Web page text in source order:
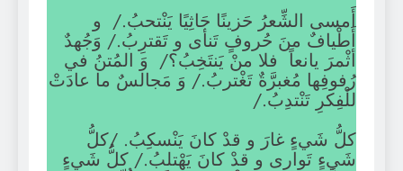
أَمسى الشِّعرُ حَزينًا جَاثِيًا يَنْتحبُ./ و
أَطْيافٌ منَ حُروفٍ تَنأى و تَقترِبُ./ وَجُهدٌ
أثْمرَ يانعاً فلا منْ يَنتَخِبُ؟/ وَ المُتنُ في
رُفوفِها مُغبرَّةٌ تَغْتربُ./ وَ مَجالسٌ ما عادَتْ
للْفِكرِ تَنْتدِبُ./
كلُّ شَيءٍ غارَ و قدْ كانَ يَنْسكِبُ. /كلُّ
شَيءٍ تَوارى و قدْ كانَ يَهْتلبُ./ كلُّ شَيءٍ